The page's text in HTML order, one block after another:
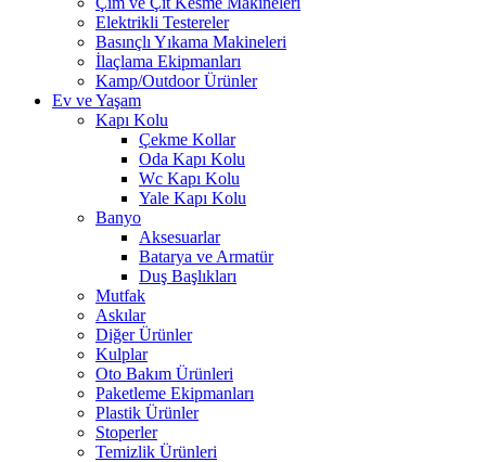
Elektrikli Testereler
Basınçlı Yıkama Makineleri
İlaçlama Ekipmanları
Kamp/Outdoor Ürünler
Ev ve Yaşam
Kapı Kolu
Çekme Kollar
Oda Kapı Kolu
Wc Kapı Kolu
Yale Kapı Kolu
Banyo
Aksesuarlar
Batarya ve Armatür
Duş Başlıkları
Mutfak
Askılar
Diğer Ürünler
Kulplar
Oto Bakım Ürünleri
Paketleme Ekipmanları
Plastik Ürünler
Stoperler
Temizlik Ürünleri